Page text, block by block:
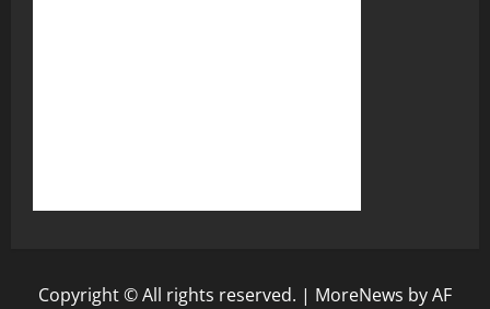
Copyright © All rights reserved. | MoreNews by AF